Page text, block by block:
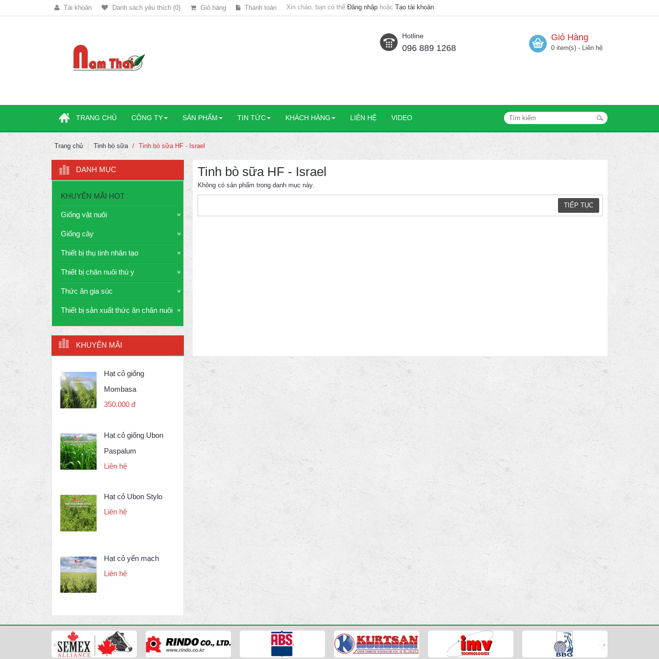
Tài khoản Danh sách yêu thích (0) Giỏ hàng Thanh toán Xin chào, bạn có thể Đăng nhập hoặc Tạo tài khoản.
Hotline
096 889 1268
Giỏ Hàng
0 item(s) - Liên hệ
TRANG CHỦ CÔNG TY SẢN PHẨM TIN TỨC KHÁCH HÀNG LIÊN HỆ VIDEO
Trang chủ Tinh bò sữa Tinh bò sữa HF - Israel
DANH MỤC
KHUYẾN MÃI HOT
Giống vật nuôi
Giống cây
Thiết bị thụ tinh nhân tạo
Thiết bị chăn nuôi thú y
Thức ăn gia súc
Thiết bị sản xuất thức ăn chăn nuôi
KHUYẾN MÃI
Hạt cỏ giống
Mombasa
350.000 đ
Hạt cỏ giống Ubon
Paspalum
Liên hệ
Hạt cỏ Ubon Stylo
Liên hệ
Hạt cỏ yến mạch
Liên hệ
Tinh bò sữa HF - Israel
Không có sản phẩm trong danh mục này.
TIẾP TỤC